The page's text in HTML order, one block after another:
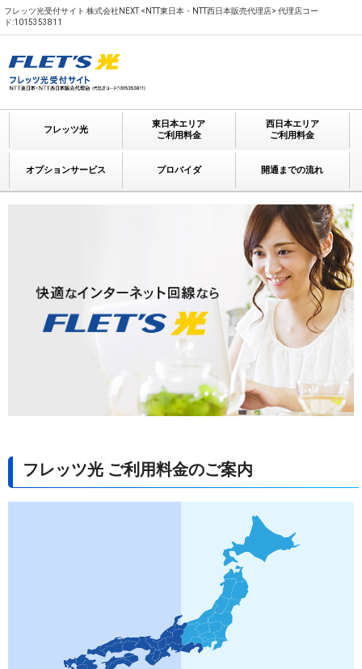
フレッツ光受付サイト 株式会社NEXT <NTT東日本・NTT西日本販売代理店> 代理店コー
ド:1015353811
フレッツ光
東日本エリア
ご利用料金
西日本エリア
ご利用料金
オプションサービス プロバイダ 開通までの流れ
フレッツ光 ご利用料金のご案内